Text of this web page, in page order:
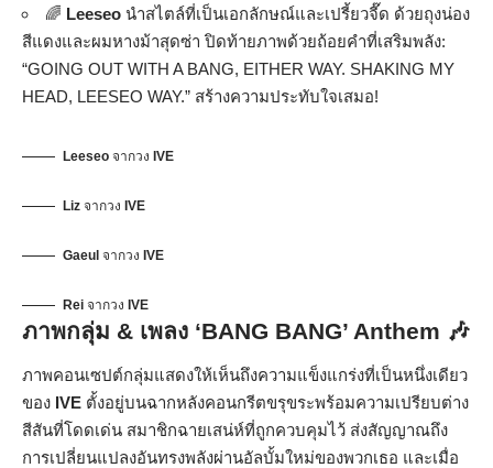
🌈 Leeseo นำสไตล์ที่เป็นเอกลักษณ์และเปรี้ยวจี๊ด ด้วยถุงน่อง
สีแดงและผมหางม้าสุดซ่า ปิดท้ายภาพด้วยถ้อยคำที่เสริมพลัง:
“GOING OUT WITH A BANG, EITHER WAY. SHAKING MY
HEAD, LEESEO WAY.” สร้างความประทับใจเสมอ!
Leeseo จากวง IVE
Liz จากวง IVE
Gaeul จากวง IVE
Rei จากวง IVE
ภาพกลุ่ม & เพลง ‘BANG BANG’ Anthem 🎶
ภาพคอนเซปต์กลุ่มแสดงให้เห็นถึงความแข็งแกร่งที่เป็นหนึ่งเดียว
ของ IVE ตั้งอยู่บนฉากหลังคอนกรีตขรุขระพร้อมความเปรียบต่าง
สีสันที่โดดเด่น สมาชิกฉายเสน่ห์ที่ถูกควบคุมไว้ ส่งสัญญาณถึง
การเปลี่ยนแปลงอันทรงพลังผ่านอัลบั้มใหม่ของพวกเธอ และเมื่อ